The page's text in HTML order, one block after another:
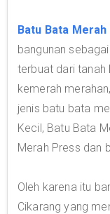
Batu Bata Merah
bangunan
terbuat dari tanah
kemerah
jenis batu bata
Kecil, Batu Bata
Merah Press dan
Oleh karena itu
Cikarang yang